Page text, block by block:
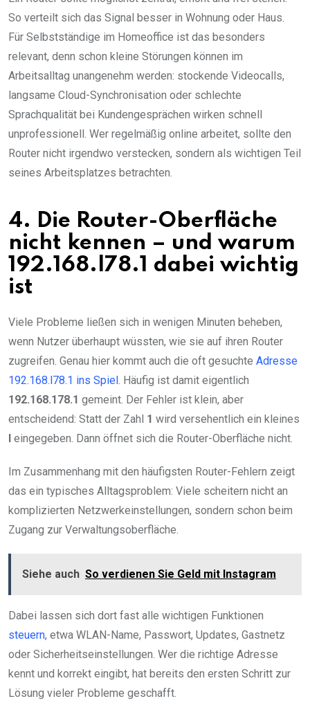
So verteilt sich das Signal besser in Wohnung oder Haus.
Für Selbstständige im Homeoffice ist das besonders
relevant, denn schon kleine Störungen können im
Arbeitsalltag unangenehm werden: stockende Videocalls,
langsame Cloud-Synchronisation oder schlechte
Sprachqualität bei Kundengesprächen wirken schnell
unprofessionell. Wer regelmäßig online arbeitet, sollte den
Router nicht irgendwo verstecken, sondern als wichtigen Teil
seines Arbeitsplatzes betrachten.
4. Die Router-Oberfläche
nicht kennen – und warum
192.168.l78.1 dabei wichtig
ist
Viele Probleme ließen sich in wenigen Minuten beheben,
wenn Nutzer überhaupt wüssten, wie sie auf ihren Router
zugreifen. Genau hier kommt auch die oft gesuchte Adresse
192.168.l78.1 ins Spiel . Häufig ist damit eigentlich
192.168.178.1 gemeint. Der Fehler ist klein, aber
entscheidend: Statt der Zahl 1 wird versehentlich ein kleines
eingegeben. Dann öffnet sich die Router-Oberfläche nicht.
Im Zusammenhang mit den häufigsten Router-Fehlern zeigt
das ein typisches Alltagsproblem: Viele scheitern nicht an
komplizierten Netzwerkeinstellungen, sondern schon beim
Zugang zur Verwaltungsoberfläche.
Siehe auch So verdienen Sie Geld mit Instagram
Dabei lassen sich dort fast alle wichtigen Funktionen
steuern, etwa WLAN-Name, Passwort, Updates, Gastnetz
oder Sicherheitseinstellungen. Wer die richtige Adresse
kennt und korrekt eingibt, hat bereits den ersten Schritt zur
Lösung vieler Probleme geschafft.